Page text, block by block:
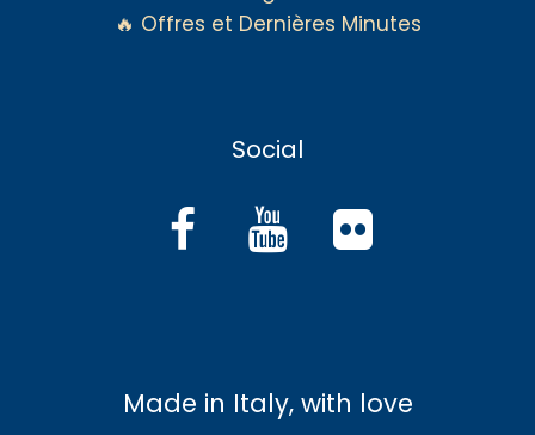
🔥 Offres et Dernières Minutes
Social
Made in Italy, with love